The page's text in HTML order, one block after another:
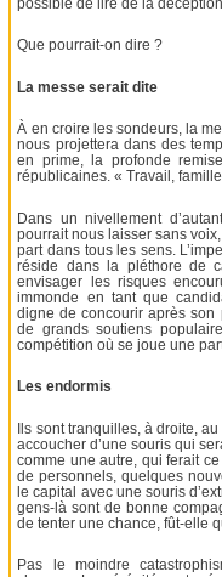
Que pourrait-on dire ?
La messe serait dite
À en croire les sondeurs, la
nous projettera dans des
en prime, la profonde
républicaines. « Travail,
Dans un nivellement
pourrait nous laisser sans
part dans tous les sens.
réside dans la pléthore de
envisager les risques
immonde en tant que
digne de concourir après son
de grands soutiens
compétition où se joue une
Les endormis
Ils sont tranquilles, à droite,
accoucher d’une souris qui
comme une autre, qui ferait
de personnels, quelques
le capital avec une souris
gens-là sont de bonne
de tenter une chance, fût-elle
Pas le moindre